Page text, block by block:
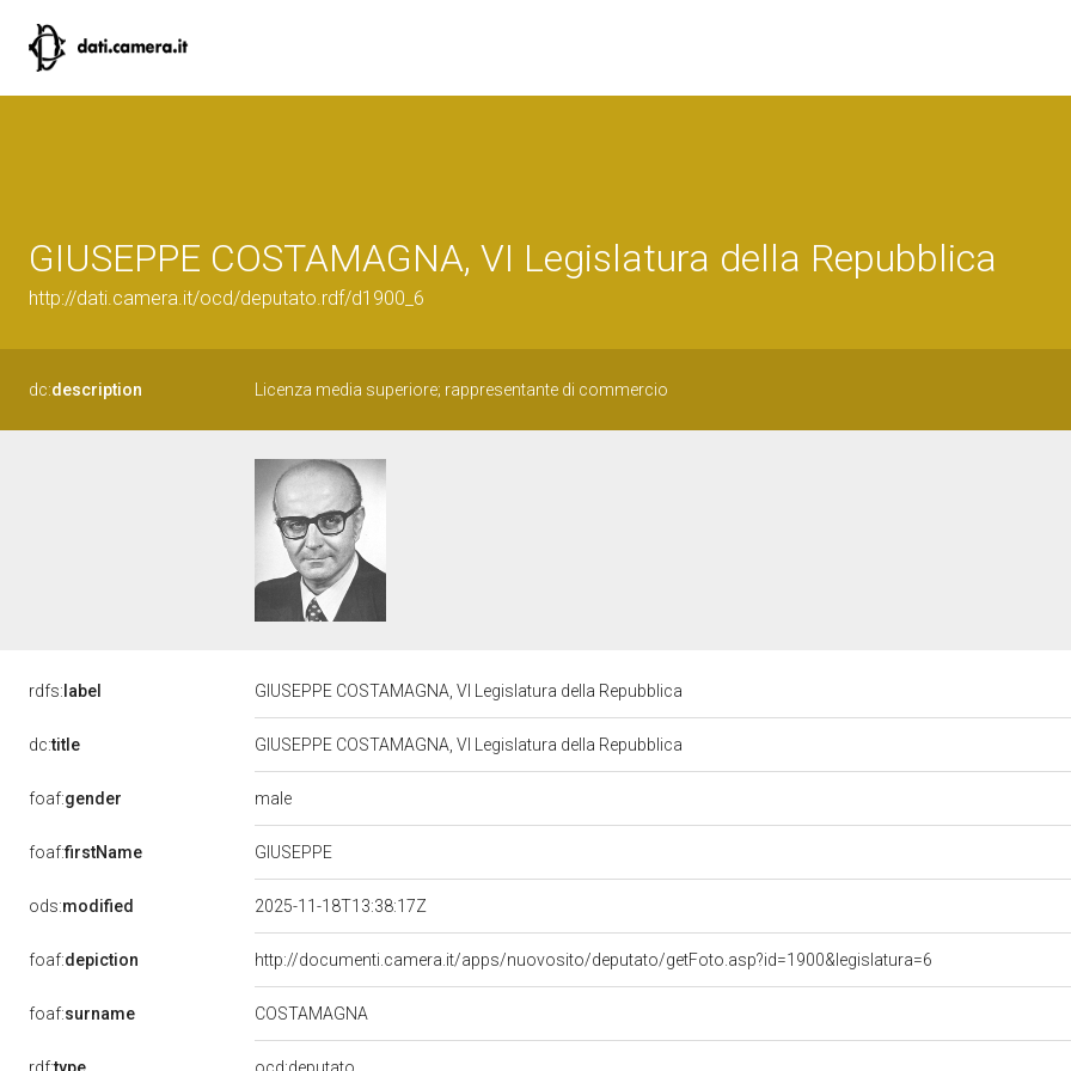
GIUSEPPE COSTAMAGNA, VI Legislatura della Repubblica
http://dati.camera.it/ocd/deputato.rdf/d1900_6
dc:description Licenza media superiore; rappresentante di commercio
rdfs: label GIUSEPPE COSTAMAGNA, VI Legislatura della Repubblica
dc:title GIUSEPPE COSTAMAGNA, VI Legislatura della Repubblica
foaf:gender male
foaf:firstName GIUSEPPE
ods:modified 2025-11-18T13:38:17Z
foaf:depiction http://documenti.camera.it/apps/nuovosito/deputato/getFoto.asp?id=1900&legislatura=6
foaf:surname COSTAMAGNA